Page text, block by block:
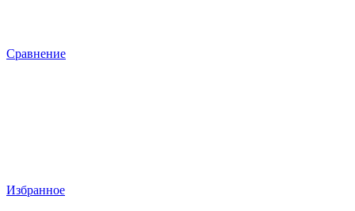
Сравнение
Избранное